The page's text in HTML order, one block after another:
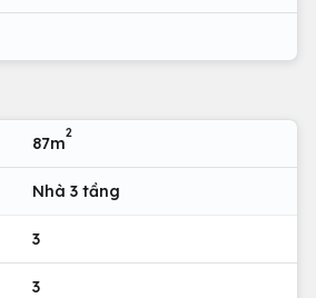
87m
2
Nhà 3 tầng
3
3